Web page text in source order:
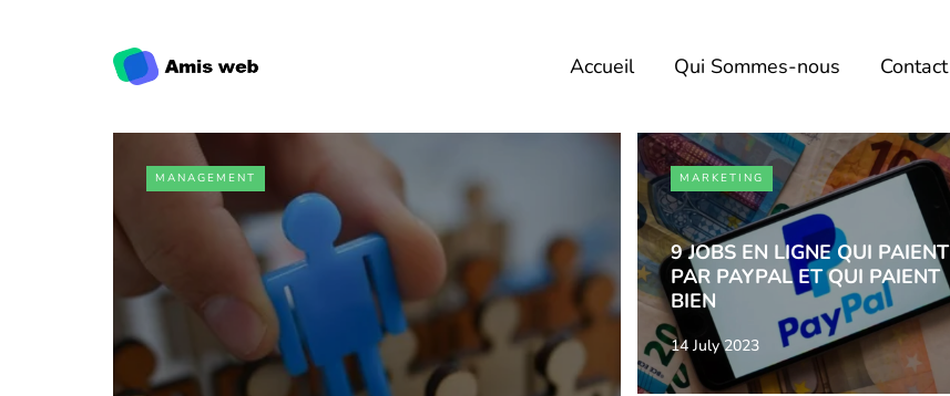
Accueil Qui Sommes-nous Contact
MANAGEMENT MARKETING
9 JOBS EN LIGNE QUI PAIENT
PAR PAYPAL ET QUI PAIENT
BIEN
14 July 2023